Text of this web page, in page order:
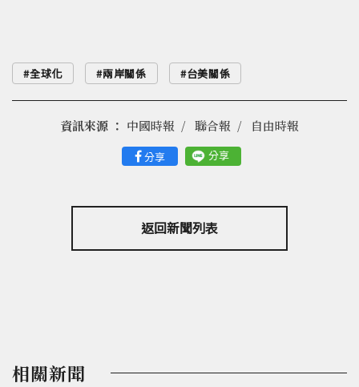
全球化 兩岸關係 台美關係
分享 分享
資訊來源 ： 中國時報 聯合報 自由時報
返回新聞列表
相關新聞